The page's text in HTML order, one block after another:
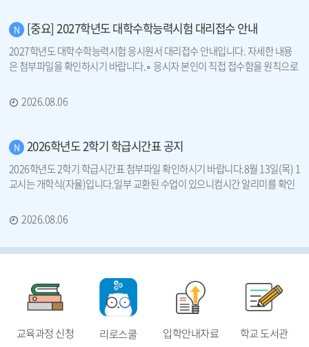
[중요] 2027학년도 대학수학능력시험 대리접수 안내
2027학년도 대학수학능력시험 응시원서 대리접수 안내입니다. 자세한 내용
은 첨부파일을 확인하시기 바랍니다.∘ 응시자 본인이 직접 접수함을 원칙으로
2026.08.06
2026학년도 2학기 학급시간표 공지
2026학년도 2학기 학급시간표 첨부파일 확인하시기 바랍니다.8월 13일(목) 1
교시는 개학식(자율)입니다.일부 교환된 수업이 있으니컴시간 알리미를 확인
2026.08.06
더
교육과정 신청 리로스쿨 입학안내자료 학교 도서관